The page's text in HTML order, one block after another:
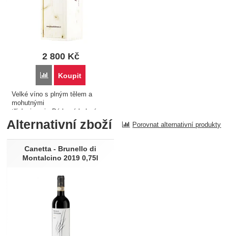
2 800 Kč
Porovnat
Koupit
Velké víno s plným tělem a
mohutnými
tříslovinami...Dárkové balení...
Alternativní zboží Porovnat alternativní produkty
Canetta - Brunello di
Montalcino 2019 0,75l